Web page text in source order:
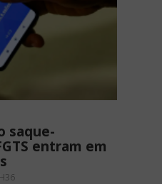
saque-
entram em